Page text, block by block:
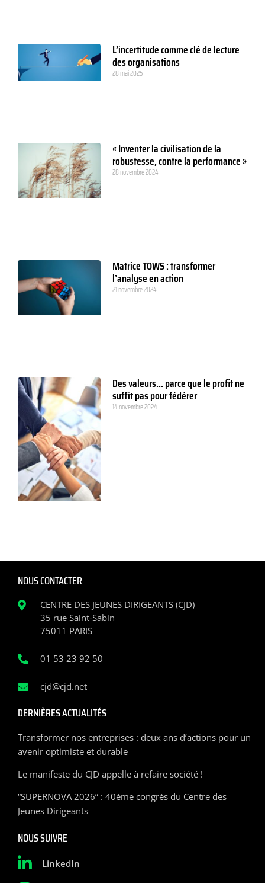
L’incertitude comme clé de lecture
des organisations
28 mai 2025
« Inventer la civilisation de la
robustesse, contre la performance »
28 novembre 2024
Matrice TOWS : transformer
l’analyse en action
21 novembre 2024
Des valeurs… parce que le profit ne
suffit pas pour fédérer
14 novembre 2024
NOUS CONTACTER
CENTRE DES JEUNES DIRIGEANTS (CJD)
35 rue Saint-Sabin
75011 PARIS
01 53 23 92 50
cjd@cjd.net
DERNIÈRES ACTUALITÉS
Transformer nos entreprises : deux ans d’actions pour un
avenir optimiste et durable
Le manifeste du CJD appelle à refaire société !
“SUPERNOVA 2026” : 40ème congrès du Centre des
Jeunes Dirigeants
NOUS SUIVRE
LinkedIn